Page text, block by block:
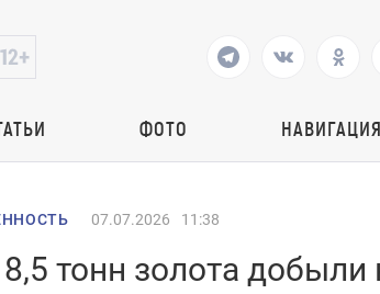
ФОТО НАВИГАЦИЯ
07.07.2026 11:38
тонн золота добыли